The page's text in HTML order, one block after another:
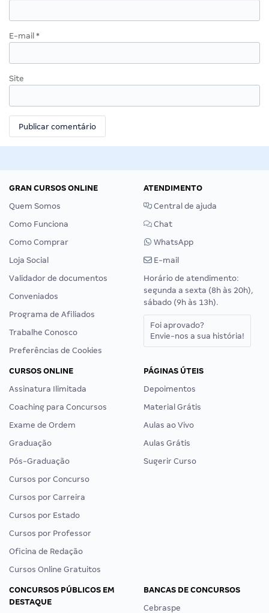
E-mail *
Site
GRAN CURSOS ONLINE
Quem Somos
Como Funciona
Como Comprar
Loja Social
Validador de documentos
Conveniados
Programa de Afiliados
Trabalhe Conosco
Preferências de Cookies
ATENDIMENTO
Central de ajuda
Chat
WhatsApp
E-mail
Horário de atendimento:
segunda a sexta (8h às 20h),
sábado (9h às 13h).
Foi aprovado?
Envie-nos a sua história!
CURSOS ONLINE
Assinatura Ilimitada
Coaching para Concursos
Exame de Ordem
Graduação
Pós-Graduação
Cursos por Concurso
Cursos por Carreira
Cursos por Estado
Cursos por Professor
Oficina de Redação
Cursos Online Gratuitos
PÁGINAS ÚTEIS
Depoimentos
Material Grátis
Aulas ao Vivo
Aulas Grátis
Sugerir Curso
CONCURSOS PÚBLICOS EM
DESTAQUE
BANCAS DE CONCURSOS
Cebraspe